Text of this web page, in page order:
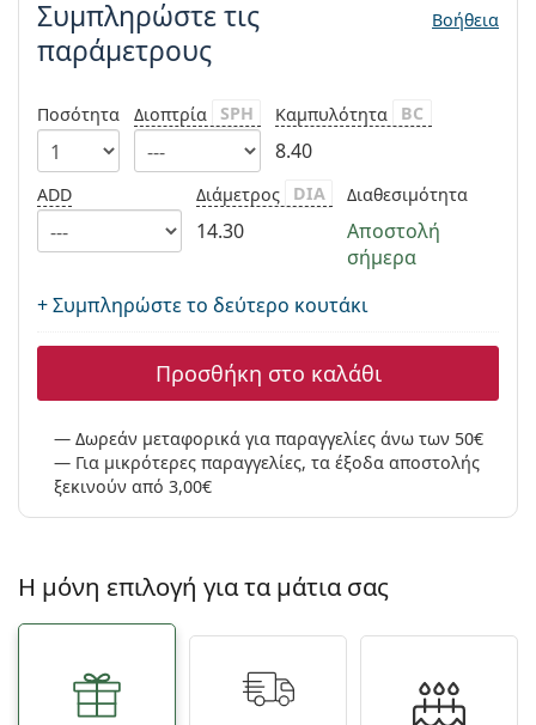
Persol
Prada
Όλες οι μάρκες
Συμπληρώστε τις
παράμετρους
Βοήθεια
Ποσότητα Διοπτρία SPH Καμπυλότητα BC
8.40
ADD Διάμετρος DIA
14.30
Διαθεσιμότητα
Αποστολή
σήμερα
+ Συμπληρώστε το δεύτερο κουτάκι
Προσθήκη στο καλάθι
Δωρεάν μεταφορικά για παραγγελίες άνω των 50€
Για μικρότερες παραγγελίες, τα έξοδα αποστολής
ξεκινούν από 3,00€
Η μόνη επιλογή για τα μάτια σας